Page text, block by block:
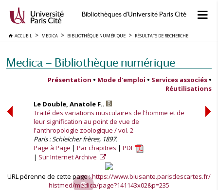
Bibliothèques d'Université Paris Cité
ACCUEIL MEDICA BIBLIOTHÈQUE NUMÉRIQUE RÉSULTATS DE RECHERCHE
Medica — Bibliothèque numérique
Présentation • Mode d’emploi • Services associés •
Réutilisations
Le Double, Anatole F..
Traité des variations musculaires de l'homme et de
leur signification au point de vue de
l'anthropologie zoologique / vol. 2
Paris : Schleicher frères, 1897.
Page à Page
Par chapitres
PDF
Sur Internet Archive
URL pérenne de cette page :https://www.biusante.parisdescartes.fr/
histmed/medica/page?141143x02&p=235